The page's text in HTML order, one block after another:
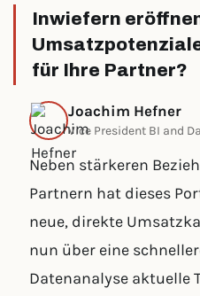
Inwiefern
für Ihre Partner?
Joachim Hefner
Vice President BI and
Neben stärkeren
Partnern hat dieses
neue, direkte
nun über eine
Datenanalyse aktuelle